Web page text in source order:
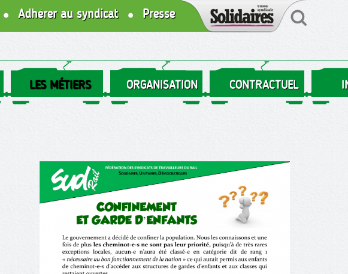
Adhérer au syndicat Presse
LES MÉTIERS ORGANISATION CONTRACTUEL